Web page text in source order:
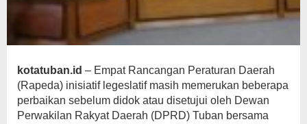
kotatuban.id – Empat Rancangan Peraturan Daerah
(Rapeda) inisiatif legeslatif masih memerukan beberapa
perbaikan sebelum didok atau disetujui oleh Dewan
Perwakilan Rakyat Daerah (DPRD) Tuban bersama